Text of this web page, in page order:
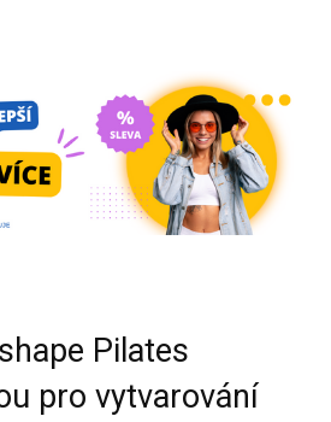
Pilates
pro vytvarování